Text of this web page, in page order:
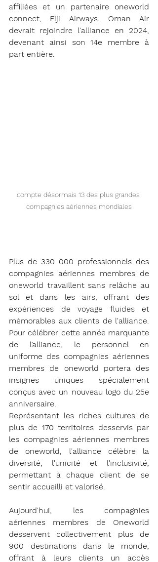
affiliées et un partenaire oneworld
connect, Fiji Airways. Oman Air
devrait rejoindre l'alliance en 2024,
devenant ainsi son 14e membre à
part entière.
compte désormais 13 des plus grandes
compagnies aériennes mondiales
Plus de 330 000 professionnels des
compagnies aériennes membres de
oneworld travaillent sans relâche au
sol et dans les airs, offrant des
expériences de voyage fluides et
mémorables aux clients de l'alliance.
Pour célébrer cette année marquante
de l’alliance, le personnel en
uniforme des compagnies aériennes
membres de oneworld portera des
insignes uniques spécialement
conçus avec un nouveau logo du 25e
anniversaire.
Représentant les riches cultures de
plus de 170 territoires desservis par
les compagnies aériennes membres
de oneworld, l'alliance célèbre la
diversité, l'unicité et l'inclusivité,
permettant à chaque client de se
sentir accueilli et valorisé.
Aujourd'hui, les compagnies
aériennes membres de Oneworld
desservent collectivement plus de
900 destinations dans le monde,
offrant à leurs clients un accès